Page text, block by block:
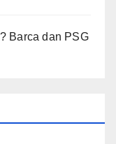
Barca dan PSG